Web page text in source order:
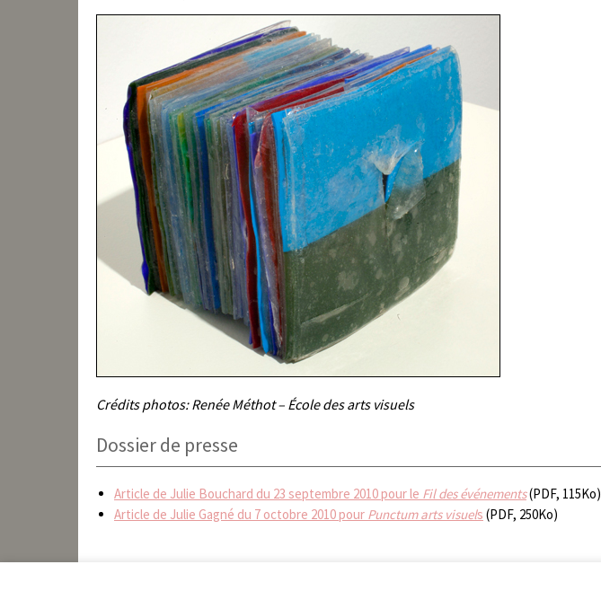
Crédits photos: Renée Méthot – École des arts visuels
Dossier de presse
Article de Julie Bouchard du 23 septembre 2010 pour le Fil des événements(PDF, 115Ko)
Article de Julie Gagné du 7 octobre 2010 pour Punctum arts visuels (PDF, 250Ko)